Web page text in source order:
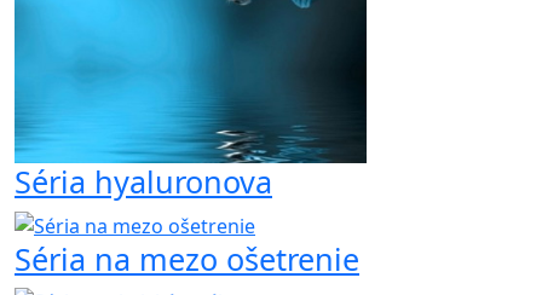
Séria hyaluronova
Séria na mezo ošetrenie